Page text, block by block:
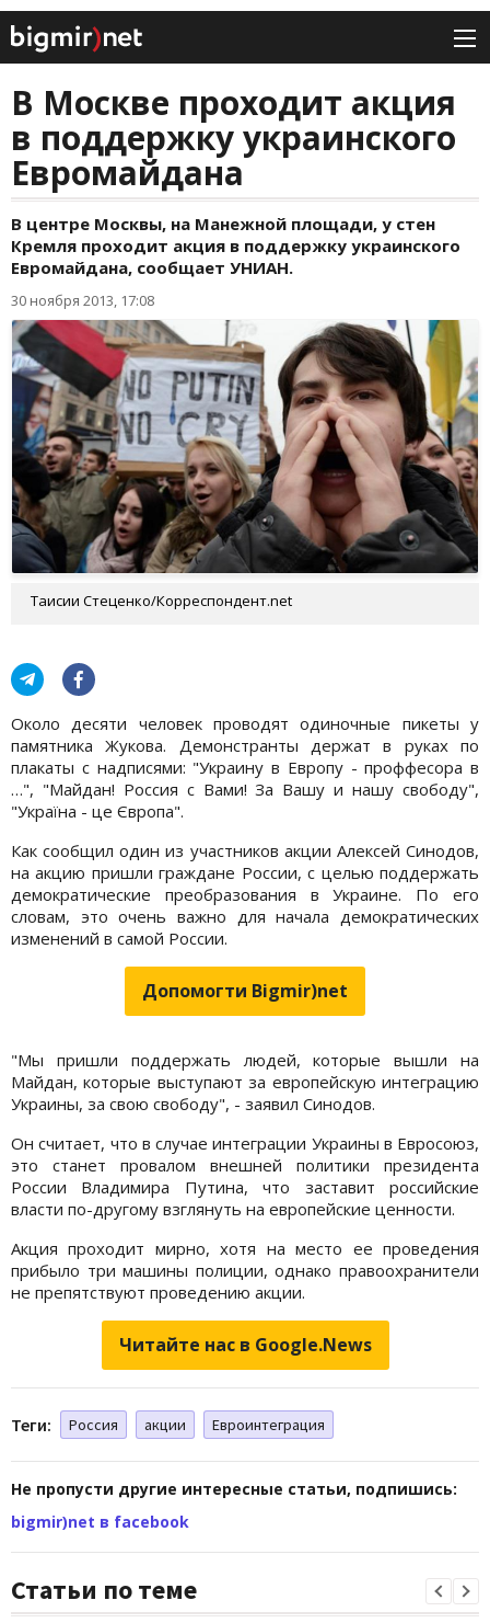
В Москве проходит акция
в поддержку украинского
Евромайдана
В центре Москвы, на Манежной площади, у стен
Кремля проходит акция в поддержку украинского
Евромайдана, сообщает УНИАН.
30 ноября 2013, 17:08
Таисии Стеценко/Корреспондент.net
Около десяти человек проводят одиночные пикеты у
памятника Жукова. Демонстранты держат в руках по
плакаты с надписями: "Украину в Европу - проффесора в
…", "Майдан! Россия с Вами! Зa Вашу и нашу свободу",
"Україна - це Європа".
Как сообщил один из участников акции Алексей Синодов,
на акцию пришли граждане России, с целью поддержать
демократические преобразования в Украине. По его
словам, это очень важно для начала демократических
изменений в самой России.
Допомогти Bigmir)net
"Мы пришли поддержать людей, которые вышли на
Майдан, которые выступают за европейскую интеграцию
Украины, за свою свободу", - заявил Синодов.
Он считает, что в случае интеграции Украины в Евросоюз,
это станет провалом внешней политики президента
России Владимира Путина, что заставит российские
власти по-другому взглянуть на европейские ценности.
Акция проходит мирно, хотя на место ее проведения
прибыло три машины полиции, однако правоохранители
не препятствуют проведению акции.
Читайте нас в Google.News
Теги: Россия акции Евроинтеграция
Не пропусти другие интересные статьи, подпишись:
bigmir)net в facebook
Статьи по теме